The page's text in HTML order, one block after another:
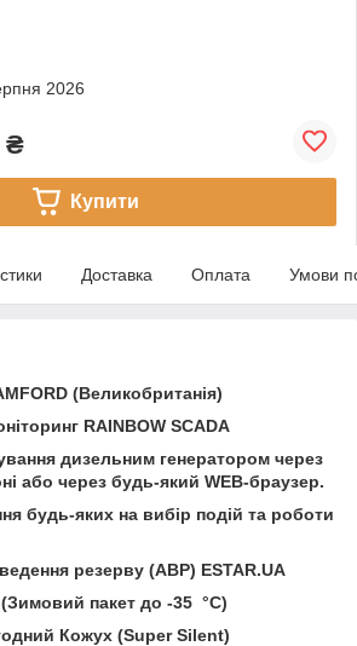
2026
₴
Купити
Доставка Оплата Умови
(Великобританія)
RAINBOW SCADA
дизельним генератором через
або через будь-який WEB-браузер.
будь-яких на вибір подій та роботи
резерву (АВР) ESTAR.UA
(Зимовий пакет до -35 °C)
Кожух (Super Silent)